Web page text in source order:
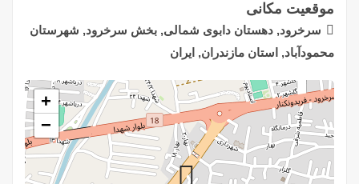
موقعیت مکانی
سرخرود, دهستان دابوی شمالی, بخش سرخرود, شهرستان
محمودآباد, استان مازندران, ایران
+
−